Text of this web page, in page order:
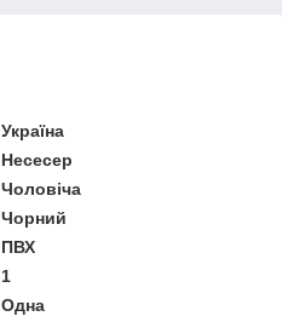
Україна
Несесер
Чоловіча
Чорний
ПВХ
1
Одна